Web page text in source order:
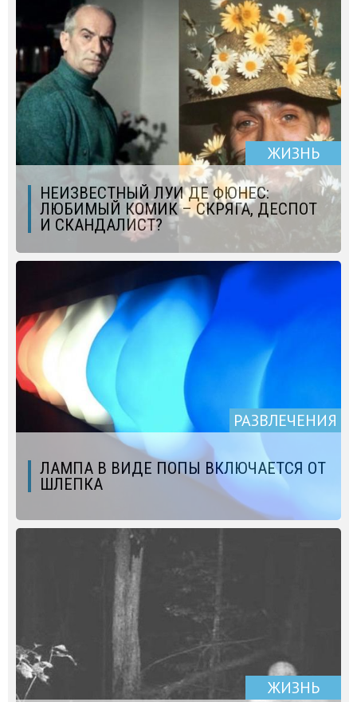
ЖИЗНЬ
НЕИЗВЕСТНЫЙ ЛУИ ДЕ ФЮНЕС:
ЛЮБИМЫЙ КОМИК – СКРЯГА, ДЕСПОТ
И СКАНДАЛИСТ?
РАЗВЛЕЧЕНИЯ
ЛАМПА В ВИДЕ ПОПЫ ВКЛЮЧАЕТСЯ ОТ
ШЛЕПКА
ЖИЗНЬ